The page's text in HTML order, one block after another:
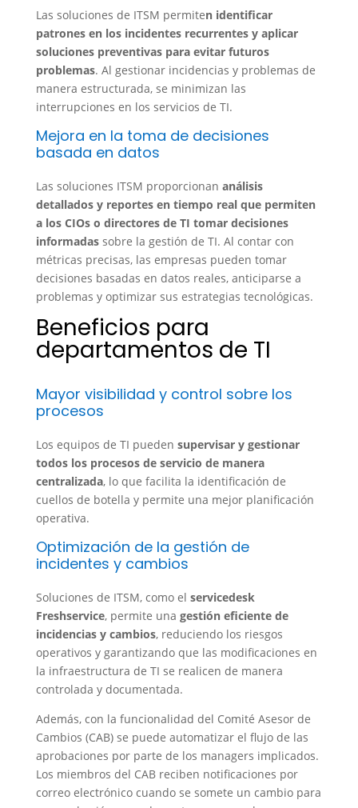
Las soluciones de ITSM permiten identificar
patrones en los incidentes recurrentes y aplicar
soluciones preventivas para evitar futuros
problemas. Al gestionar incidencias y problemas de
manera estructurada, se minimizan las
interrupciones en los servicios de TI.
Mejora en la toma de decisiones
basada en datos
Las soluciones ITSM proporcionan análisis
detallados y reportes en tiempo real que permiten
a los CIOs o directores de TI tomar decisiones
informadassobre la gestión de TI. Al contar con
métricas precisas, las empresas pueden tomar
decisiones basadas en datos reales, anticiparse a
problemas y optimizar sus estrategias tecnológicas.
Beneficios para
departamentos de TI
Mayor visibilidad y control sobre los
procesos
Los equipos de TI pueden supervisar y gestionar
todos los procesos de servicio de manera
centralizada, lo que facilita la identificación de
cuellos de botella y permite una mejor planificación
operativa.
Optimización de la gestión de
incidentes y cambios
Soluciones de ITSM, como el servicedesk
Freshservice, permite una gestión eficiente de
incidencias y cambios, reduciendo los riesgos
operativos y garantizando que las modificaciones en
la infraestructura de TI se realicen de manera
controlada y documentada.
Además, con la funcionalidad del Comité Asesor de
Cambios (CAB) se puede automatizar el flujo de las
aprobaciones por parte de los managers implicados.
Los miembros del CAB reciben notificaciones por
correo electrónico cuando se somete un cambio para